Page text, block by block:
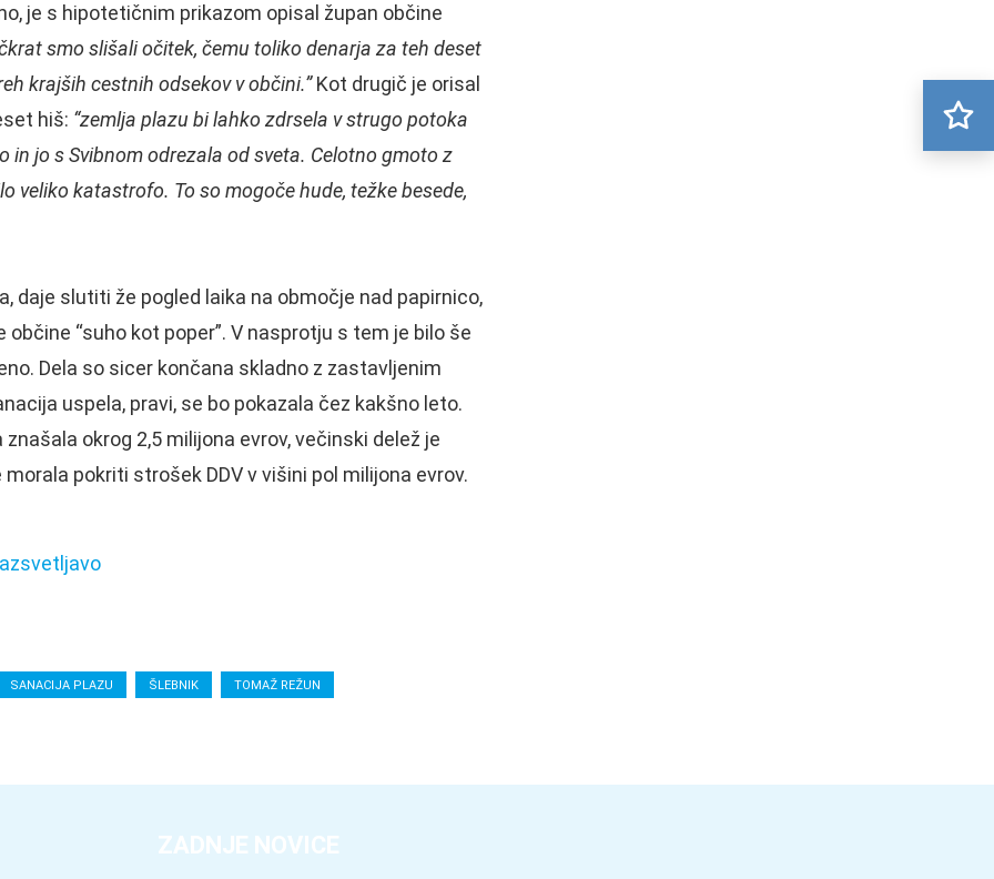
je s hipotetičnim prikazom opisal župan občine
smo slišali očitek, čemu toliko denarja za teh deset
krajših cestnih odsekov v občini.”Kot drugič je orisal
hiš: “zemlja plazu bi lahko zdrsela v strugo potoka
in jo s Svibnom odrezala od sveta. Celotno gmoto z
veliko katastrofo. To so mogoče hude, težke besede,
daje slutiti že pogled laika na območje nad papirnico,
“suho kot poper”. V nasprotju s tem je bilo še
Dela so sicer končana skladno z zastavljenim
uspela, pravi, se bo pokazala čez kakšno leto.
okrog 2,5 milijona evrov, večinski delež je
pokriti strošek DDV v višini pol milijona evrov.
SANACIJA PLAZU ŠLEBNIK TOMAŽ REŽUN
ZADNJE NOVICE